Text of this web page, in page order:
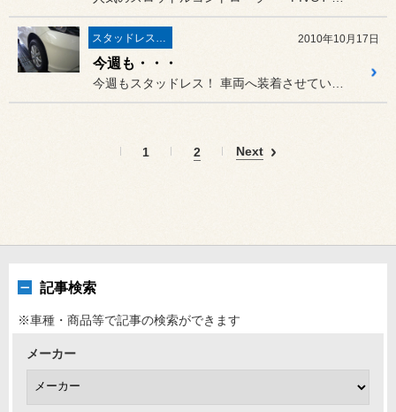
スタッドレスタイヤ 「BLIZZAK」 2010年10月17日
今週も・・・
1 2 Next
記事検索
※車種・商品等で記事の検索ができます
メーカー